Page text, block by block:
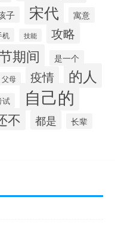
子 宋代 寓意
机 技能 攻略
期间 是一个
父母 疫情 的人
试 自己的
不 都是 长辈